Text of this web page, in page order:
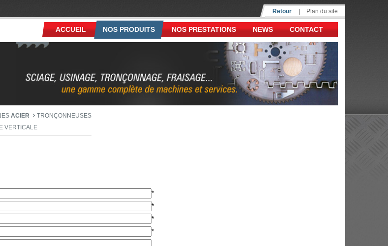
Retour Plan du site
ACCUEIL NOS PRODUITS NOS PRESTATIONS NEWS CONTACT
ACIER
TRONÇONNEUSES
VERTICALE
*
*
*
*